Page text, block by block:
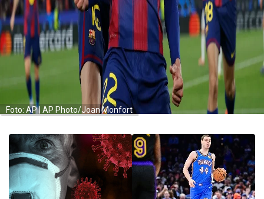
Foto: AP | AP Photo/Joan Monfort